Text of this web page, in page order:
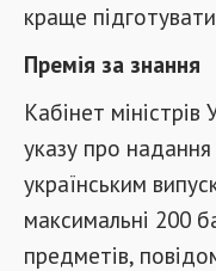
краще
Премія за знання
Кабінет
указу про надання
українським
максимальні 200
предметів,